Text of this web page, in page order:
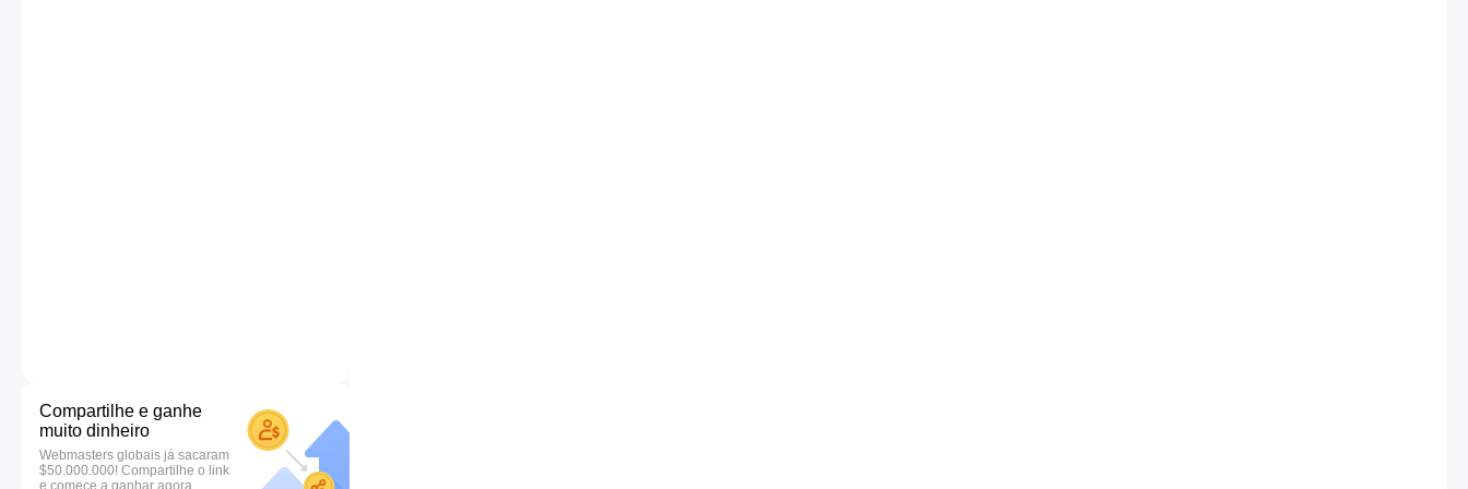
Compartilhe e ganhe
muito dinheiro
Webmasters globais já sacaram
$50.000.000! Compartilhe o link
e comece a ganhar agora.